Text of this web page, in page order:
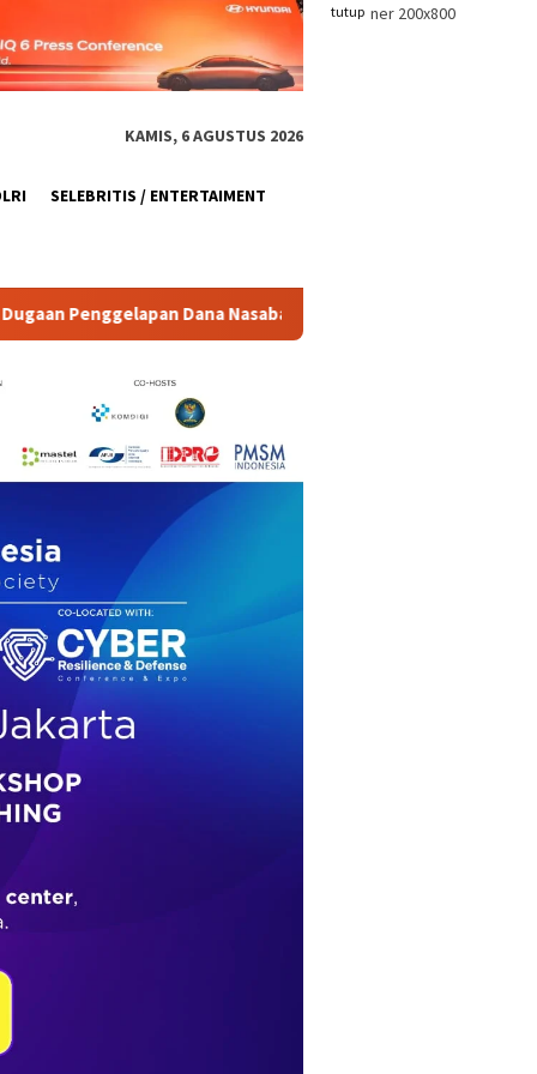
tutup
KAMIS, 6 AGUSTUS 2026
SELEBRITIS / ENTERTAIMENT
Nasabah di KSP MDS Jatim